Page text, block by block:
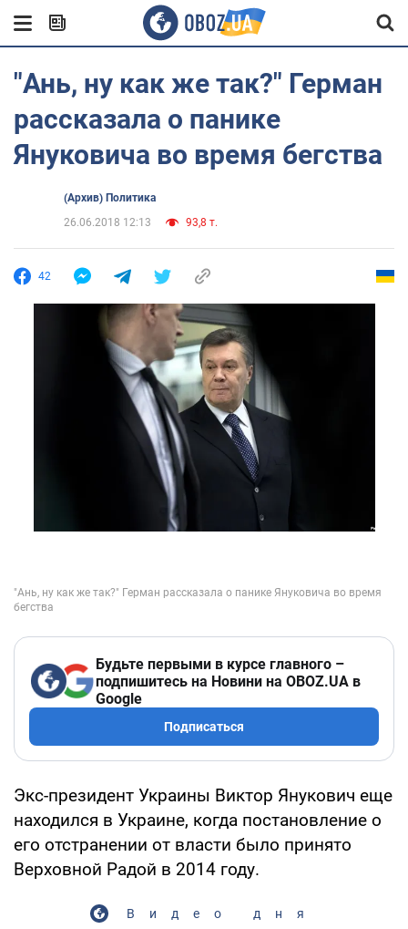
"Ань, ну как же так?" Герман
рассказала о панике
Януковича во время бегства
(Архив) Политика
26.06.2018 12:13
93,8 т.
42
Будьте первыми в курсе главного –
подпишитесь на Новини на OBOZ.UA в
Google
Подписаться
Экс-президент Украины Виктор Янукович еще
находился в Украине, когда постановление о
его отстранении от власти было принято
Верховной Радой в 2014 году.
Видео дня